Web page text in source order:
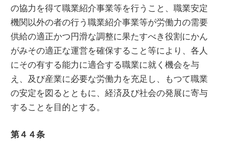
の協力を得て職業紹介事業等を行うこと、職業安定
機関以外の者の行う職業紹介事業等が労働力の需要
供給の適正かつ円滑な調整に果たすべき役割にかん
がみその適正な運営を確保すること等により、各人
にその有する能力に適合する職業に就く機会を与
え、及び産業に必要な労働力を充足し、もつて職業
の安定を図るとともに、経済及び社会の発展に寄与
することを目的とする。
第４４条